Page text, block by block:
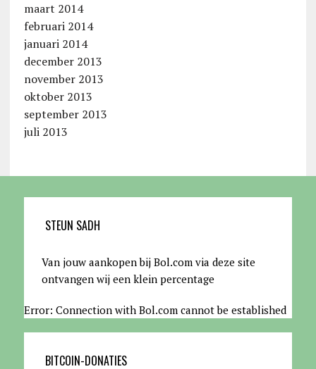
maart 2014
februari 2014
januari 2014
december 2013
november 2013
oktober 2013
september 2013
juli 2013
STEUN SADH
Van jouw aankopen bij Bol.com via deze site
ontvangen wij een klein percentage
Error: Connection with Bol.com cannot be established
BITCOIN-DONATIES